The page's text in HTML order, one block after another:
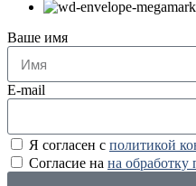
Ваше имя
E-mail
Я согласен с политикой
Согласие на на